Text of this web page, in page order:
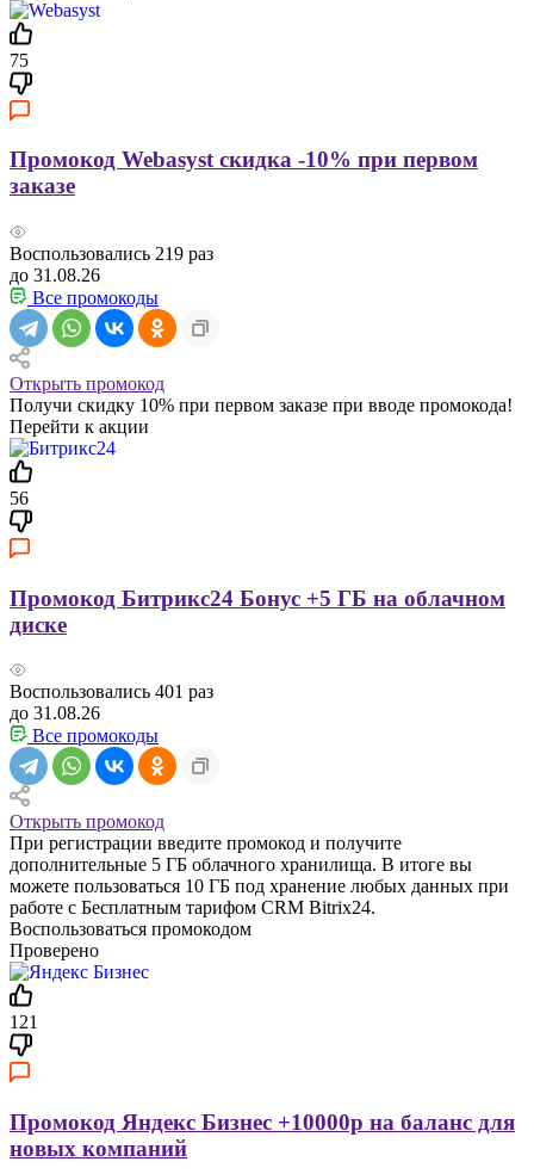
75
Промокод Webasyst скидка -10% при первом
заказе
Воспользовались 219 раз
до 31.08.26
Все промокоды
Открыть промокод
Получи скидку 10% при первом заказе при вводе промокода!
Перейти к акции
56
Промокод Битрикс24 Бонус +5 ГБ на облачном
диске
Воспользовались 401 раз
до 31.08.26
Все промокоды
Открыть промокод
При регистрации введите промокод и получите
дополнительные 5 ГБ облачного хранилища. В итоге вы
можете пользоваться 10 ГБ под хранение любых данных при
работе с Бесплатным тарифом CRM Bitrix24.
Воспользоваться промокодом
Проверено
121
Промокод Яндекс Бизнес +10000р на баланс для
новых компаний